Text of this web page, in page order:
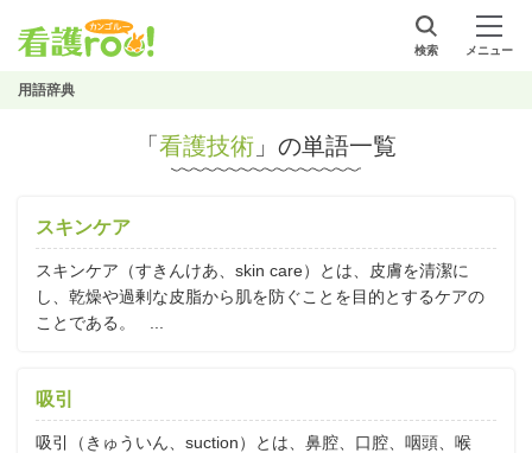
検索 メニュー
用語辞典
「 看護技術 」の単語一覧
スキンケア
スキンケア（すきんけあ、skin care）とは、皮膚を清潔に
し、乾燥や過剰な皮脂から肌を防ぐことを目的とするケアの
ことである。 ...
吸引
吸引（きゅういん、suction）とは、鼻腔、口腔、咽頭、喉